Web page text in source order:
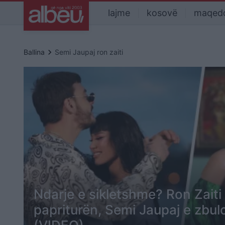
lajme kosovë
Ballina keyboard_arrow_right Semi Jaupaj ron zaiti
Ndarje e sikletshme? Ron
papriturën, Semi Jaupaj e